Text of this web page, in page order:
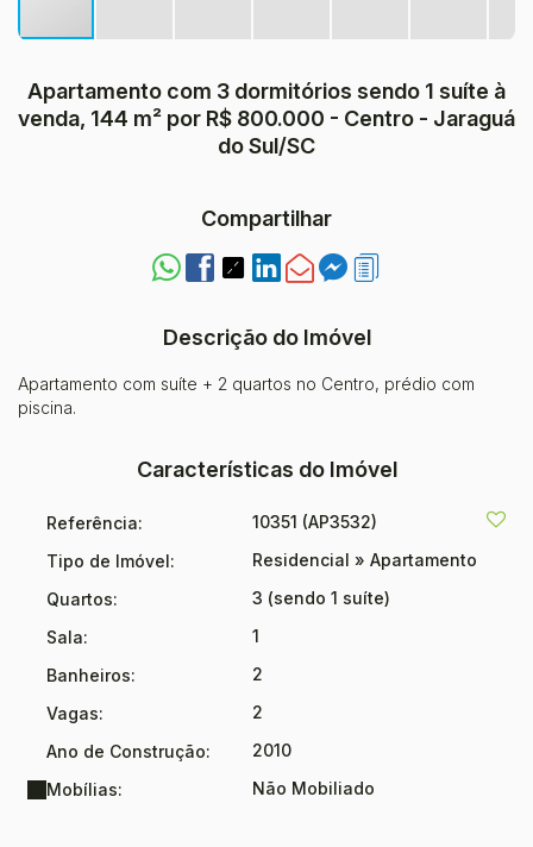
Apartamento com 3 dormitórios sendo 1 suíte à
venda, 144 m² por R$ 800.000 - Centro - Jaraguá
do Sul/SC
Compartilhar
Descrição do Imóvel
Apartamento com suíte + 2 quartos no Centro, prédio com
piscina.
Características do Imóvel
Referência: 10351 (AP3532)
Tipo de Imóvel:
Residencial » Apartamento
Quartos:
3 (sendo 1 suíte)
Sala:
1
Banheiros:
2
Vagas:
2
Ano de Construção:
2010
Mobílias:
Não Mobiliado